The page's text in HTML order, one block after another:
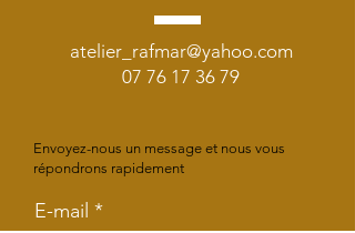
Envoyez-nous un message et nous vous
répondrons rapidement
E-mail
atelier_rafmar@yahoo.com
07 76 17 36 79